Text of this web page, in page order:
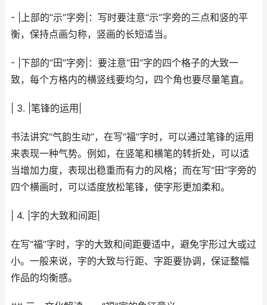
- |上部的“示”字旁|：写时要注意“示”字旁的三点和竖的平
衡，保持点画匀称，竖画的长短适当。
- |下部的“田”字旁|：要注意“田”字的四个格子的大致一
致，每个方格内的横竖线要均匀，四个角也要尽量笔直。
| 3. |笔锋的运用|
书法讲究“气韵生动”，在写“福”字时，可以通过笔锋的运用
来表现一种气势。例如，在竖笔和横笔的转折处，可以适
当增加力度，表现出稳重而有力的风格；而在写“田”字旁的
四个横画时，可以适度放松笔锋，使字形更加柔和。
| 4. |字的大致和间距|
在写“福”字时，字的大致和间距要适中，避免字形过大或过
小。一般来说，字的大致与行距、字距要协调，保证整幅
作品的均衡感。